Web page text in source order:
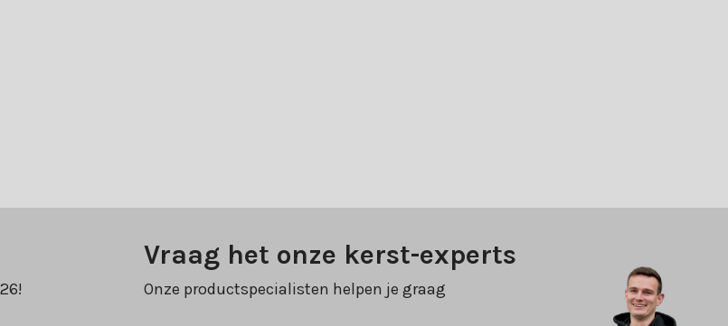
Vraag het onze kerst-experts
Onze productspecialisten helpen je graag